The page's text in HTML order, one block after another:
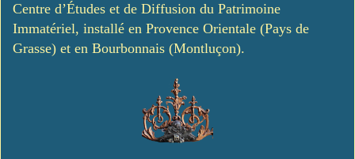
Centre d’Études et de Diffusion du Patrimoine
Immatériel, installé en Provence Orientale (Pays de
Grasse) et en Bourbonnais (Montluçon).